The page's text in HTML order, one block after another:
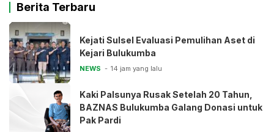
Berita Terbaru
Kejati Sulsel Evaluasi Pemulihan Aset di
Kejari Bulukumba
NEWS 14 jam yang lalu
Kaki Palsunya Rusak Setelah 20 Tahun,
BAZNAS Bulukumba Galang Donasi untuk
Pak Pardi